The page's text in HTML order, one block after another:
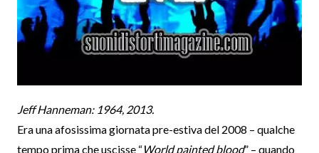
Jeff Hanneman: 1964, 2013.
Era una afosissima giornata pre-estiva del 2008 – qualche
tempo prima che uscisse “World painted blood” – quando